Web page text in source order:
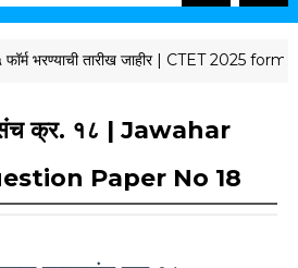
भरण्याची तारीख जाहीर | CTET 2025
क्र. १८ | Jawahar
Paper No 18